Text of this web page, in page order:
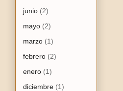
junio (2)
mayo (2)
marzo (1)
febrero (2)
enero (1)
diciembre (1)